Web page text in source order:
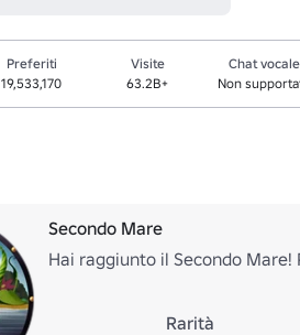
Preferiti
19,533,170
Visite
63.2B+
Chat vocale
Non
Secondo Mare
Hai raggiunto il Secondo
Rarità